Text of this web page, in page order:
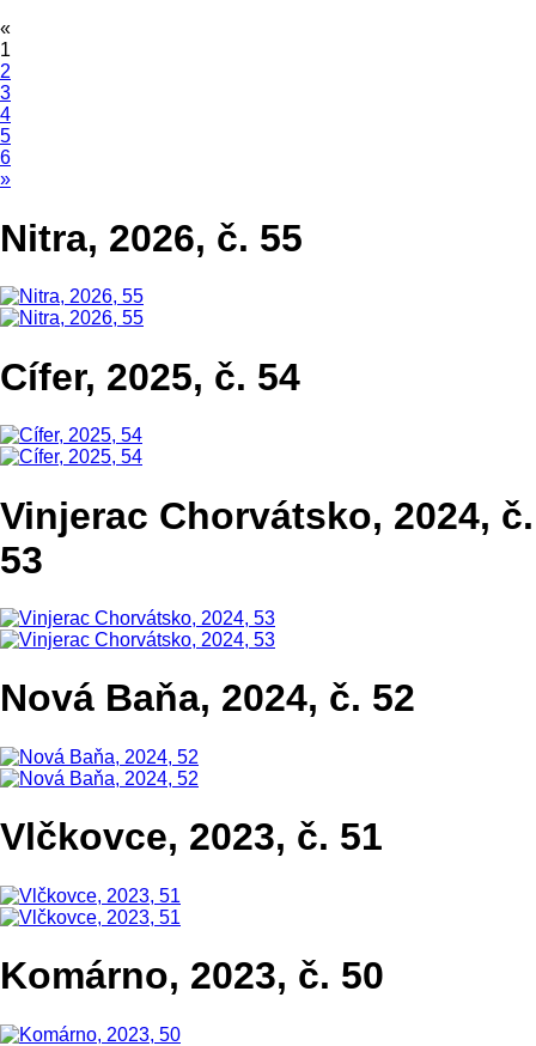
«
1
2
3
4
5
6
»
Nitra, 2026, č. 55
Cífer, 2025, č. 54
Vinjerac Chorvátsko, 2024, č.
53
Nová Baňa, 2024, č. 52
Vlčkovce, 2023, č. 51
Komárno, 2023, č. 50